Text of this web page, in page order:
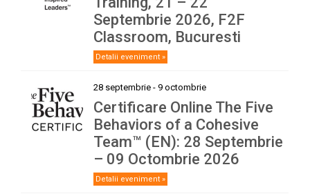
Septembrie 2026, F2F
Classroom, Bucuresti
Detalii eveniment »
28 septembrie -9 octombrie
Certificare Online The Five
Behaviors of a Cohesive
Team™ (EN): 28 Septembrie
– 09 Octombrie 2026
Detalii eveniment »